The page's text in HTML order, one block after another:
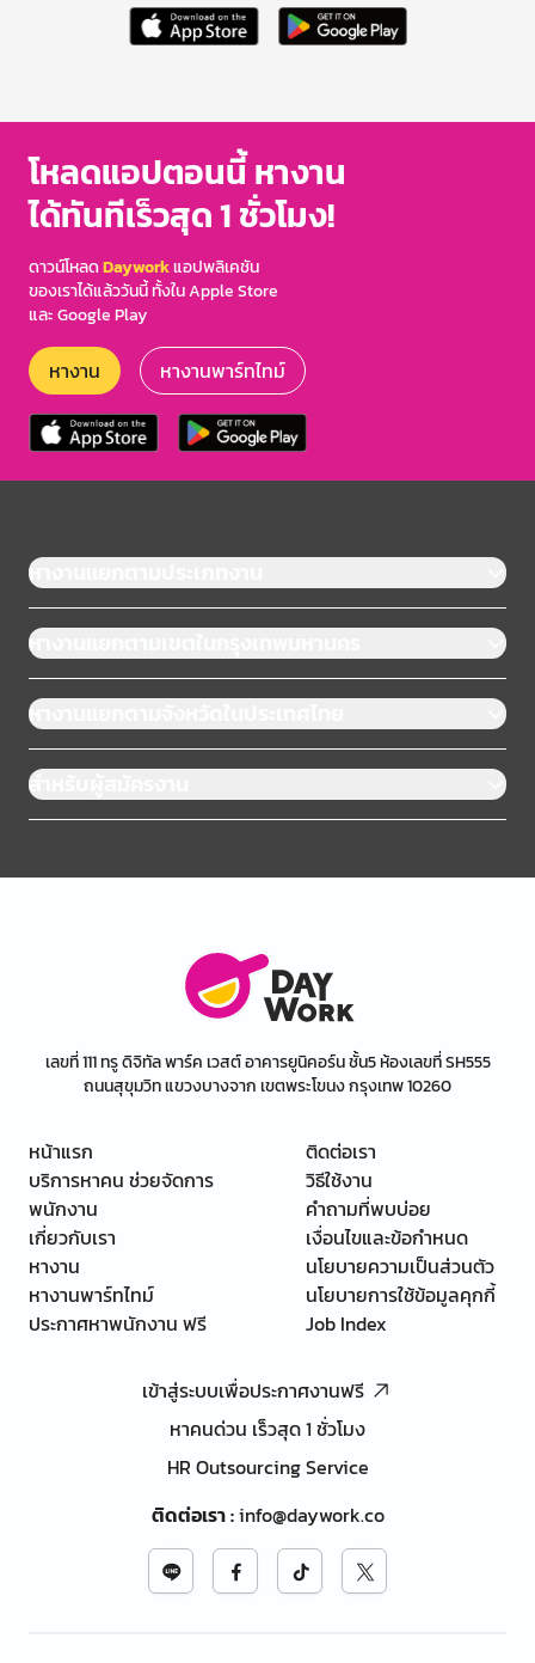
โหลดแอปตอนนี้ หางาน
ได้ทันทีเร็วสุด 1 ชั่วโมง!
ดาวน์โหลดDayworkแอปพลิเคชัน
ของเราได้แล้ววันนี้ ทั้งใน Apple Store
และ Google Play
หางาน หางานพาร์ทไทม์
หางานแยกตามประเภทงาน
หางานแยกตามเขตในกรุงเทพมหานคร
หางานแยกตามจังหวัดในประเทศไทย
สำหรับผู้สมัครงาน
เลขที่ 111 ทรู ดิจิทัล พาร์ค เวสต์ อาคารยูนิคอร์น ชั้น5 ห้องเลขที่ SH555
ถนนสุขุมวิท แขวงบางจาก เขตพระโขนง กรุงเทพ 10260
หน้าแรก
บริการหาคน ช่วยจัดการ
พนักงาน
เกี่ยวกับเรา
หางาน
หางานพาร์ทไทม์
ประกาศหาพนักงาน ฟรี
ติดต่อเรา
วิธีใช้งาน
คำถามที่พบบ่อย
เงื่อนไขและข้อกำหนด
นโยบายความเป็นส่วนตัว
นโยบายการใช้ข้อมูลคุกกี้
Job Index
เข้าสู่ระบบเพื่อประกาศงานฟรี
หาคนด่วน เร็วสุด 1 ชั่วโมง
HR Outsourcing Service
ติดต่อเรา:info@daywork.co